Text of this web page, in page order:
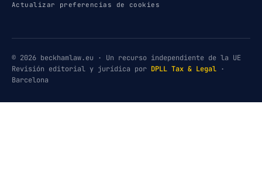
Actualizar preferencias de cookies
© 2026 beckhamlaw.eu · Un recurso independiente de la UE
Revisión editorial y jurídica por DPLL Tax & Legal ·
Barcelona